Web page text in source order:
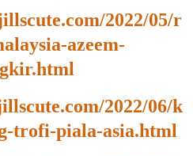
2022/05/r
azeem-
2022/06/k
trofi-piala-asia.html